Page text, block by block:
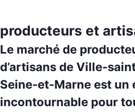
producteurs et
Le marché de
d’artisans de Ville-
Seine-et-Marne est un
incontournable pour